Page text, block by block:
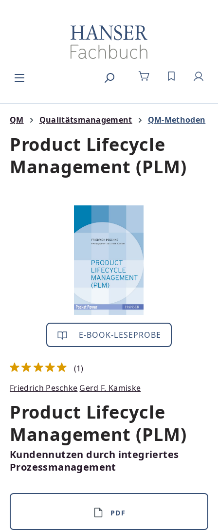
DU HAST 0
QM Qualitätsmanagement QM-Methoden
Product Lifecycle
Management (PLM)
E-BOOK-LESEPROBE
(1)
Friedrich Peschke Gerd F. Kamiske
Product Lifecycle
Management (PLM)
Kundennutzen durch integriertes
Prozessmanagement
PDF